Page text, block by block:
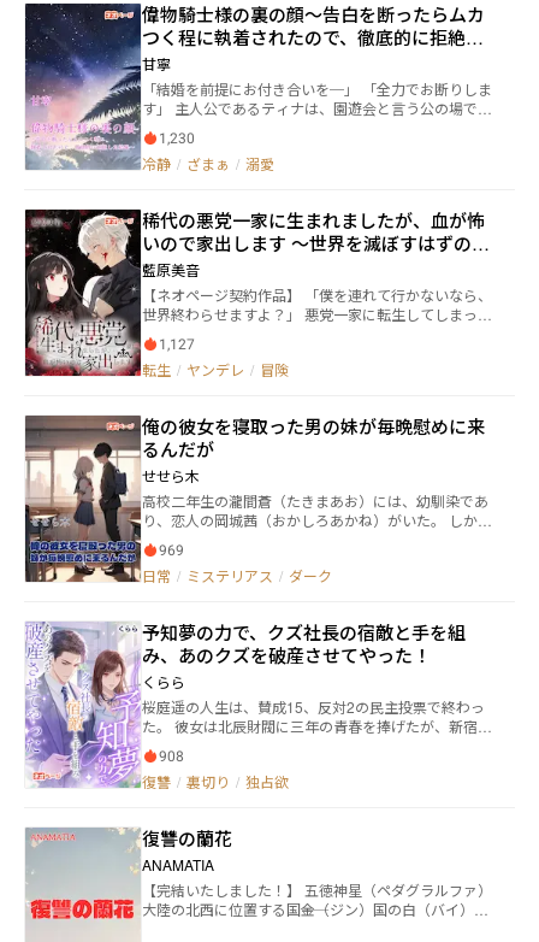
どこか気だるく神秘的なバーテンダー。危ういほどの
甘い距離感で、彼女に逃げ場を与えてくれる男。 そし
て、帝大医学部に通う完璧な優等生。冷静で理知的な
共感を示し、彼女の思考に寄り添ってくれる男。 柚葉
は思った。 ようやく、自分にも光と浮き木が差し出さ
れたのだと。 ――だが。 彼女が目を覚ましたのは、京都の
百年続く料亭の静かな茶室だった。 手首には、ほどけ
ないほど美しく結ばれた細い紐。 そして、かつて胸を
ときめかせた二人の男が、並んで正座していた。 穏や
れは数か月にわたって続いていた、完璧な計画。 名付
けるなら――「囲い込み」。 二人は彼女の弱さも、渇望
も、すべて見抜いていた。 そして彼女のために、この
逃げ場のない美しい檻を用意したのだった。
偉物騎士様の裏の顔～告白を断ったらムカ
つく程に執着されたので、徹底的に拒絶し
た結果～
甘寧
「結婚を前提にお付き合いを─」 「全力でお断りしま
す」 主人公であるティナは、園遊会と言う公の場で色
気と魅了が服を着ていると言われるユリウスに告白さ
れる。 だが、それは罰ゲームで言わされていると言う
ことを知っているティナは即答で断りを入れた。 …そ
いたが、ユリウスの本心は違う様で… 一方、ユリウス
に関心を持たれたティナの事を面白くないと思う令嬢
がいるのも必然。 令嬢達からの嫌がらせと、ユリウス
の病的までの執着から逃げる日々だったが……
1,230
冷静 / ざまぁ / 溺愛
稀代の悪党一家に生まれましたが、血が怖
いので家出します 〜世界を滅ぼすはずの彼
がなぜか執着してきます〜
藍原美音
【ネオページ契約作品】 「僕を連れて行かないなら、
世界終わらせますよ？」 悪党一家に転生してしまった
ヴィナ。人殺しを生業としている一家だが、血が怖い
ヴィナは家出を決意する。どの世界観に転生したかも
わからずに迎えた10歳の誕生日。父親からプレゼント
とを恐れたヴィナは、奴隷とは関わらない人生を歩も
うとするが――。
1,127
転生 / ヤンデレ / 冒険
俺の彼女を寝取った男の妹が毎晩慰めに来
るんだが
せせら木
高校二年生の瀧間蒼（たきまあお）には、幼馴染であ
り、恋人の岡城茜（おかしろあかね）がいた。 しか
し、ある日の夜、蒼は茜が自室で知らない男と浮気し
ているところを目にする。 ショックを受け、茫然自失
となる蒼だったが、数日後に茜から別れを切り出さ
れて―― 「先輩のためなら私、何でもします。エッチなこ
とも、復讐の協力だって」
969
日常 / ミステリアス / ダーク
予知夢の力で、クズ社長の宿敵と手を組
み、あのクズを破産させてやった！
くらら
桜庭遥の人生は、賛成15、反対2の民主投票で終わっ
た。 彼女は北辰財閥に三年の青春を捧げたが、新宿プ
ロジェクトの失敗後、恋い慕っていた上司・青木涼介
に自らの手で罪を被せられ突き落とされた。 雨の夜の
街頭、瀕死の瞬間、彼女は自分の悲惨な未来を垣間見
と、琥珀色の瞳をした男が身をかがめて囁いた。 「東
雲財閥に来い。俺が奴らを粉々にしてやる。」 神宮寺
凛――業界で伝説と称される財閥の後継者は、彼女に戦闘
服をまとわせ、短剣を彼女の掌にそっと渡した。 「復
讐なんてつまらない。君には彼らのすべてを奪わせる――
908
復讐 / 裏切り / 独占欲
復讐の蘭花
ANAMATIA
【完結いたしました！】 五徳神星（ペダグラルファ）
大陸の北西に位置する国――金（ジン）国の白（バイ）王